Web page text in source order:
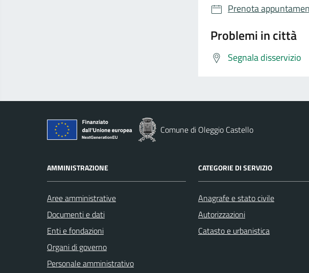
Prenota
Problemi in città
Segnala disservizio
Comune di Oleggio Castello
AMMINISTRAZIONE
Aree amministrative
Documenti e dati
Enti e fondazioni
Organi di governo
Personale amministrativo
CATEGORIE DI SERVIZIO
Anagrafe e stato civile
Autorizzazioni
Catasto e urbanistica